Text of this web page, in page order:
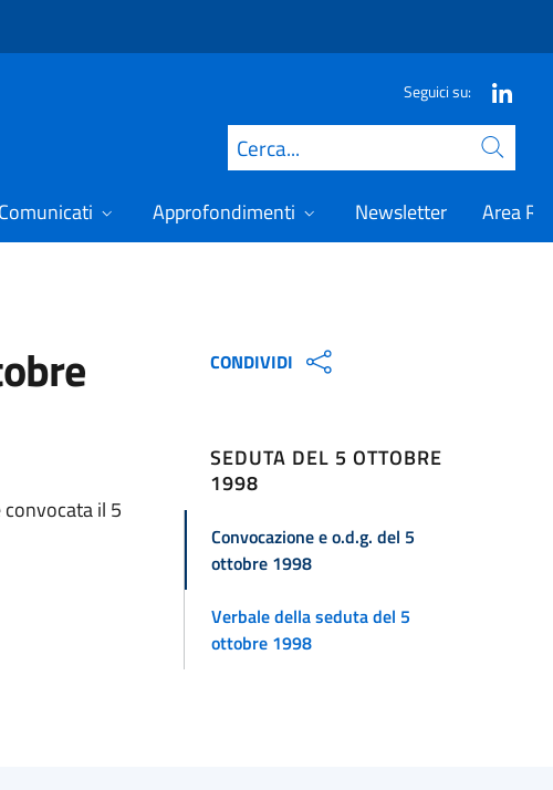
Seguici su:
Cerca
Approfondimenti Newsletter Area
il 5
CONDIVIDI
SEDUTA DEL 5 OTTOBRE
1998
Convocazione e o.d.g. del 5
ottobre 1998
Verbale della seduta del 5
ottobre 1998